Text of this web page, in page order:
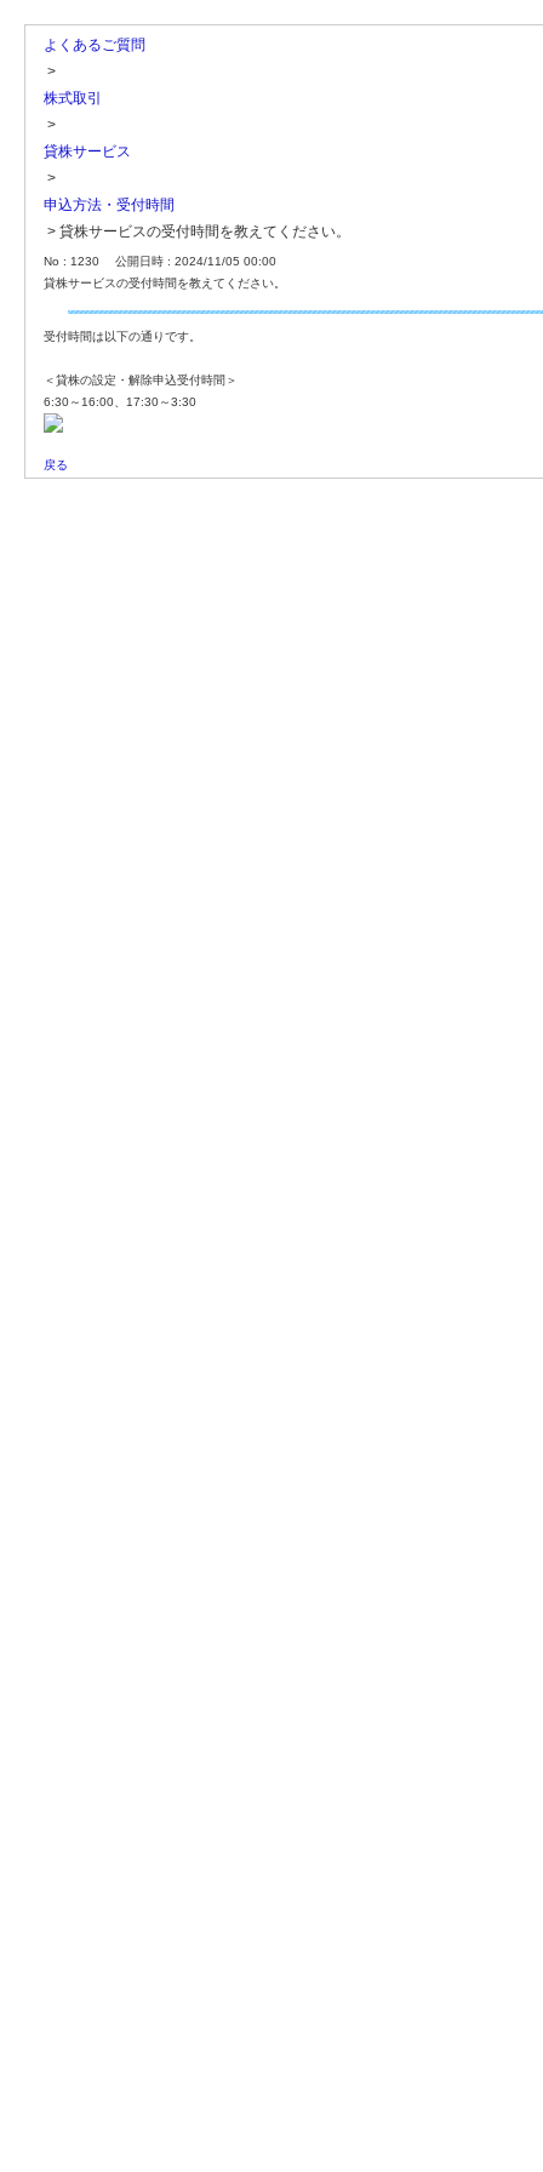
よくあるご質問
>
株式取引
>
貸株サービス
>
申込方法・受付時間
> 貸株サービスの受付時間を教えてください。
No : 1230
公開日時 : 2024/11/05 00:00
貸株サービスの受付時間を教えてください。
受付時間は以下の通りです。
＜貸株の設定・解除申込受付時間＞
6:30～16:00、17:30～3:30
戻る